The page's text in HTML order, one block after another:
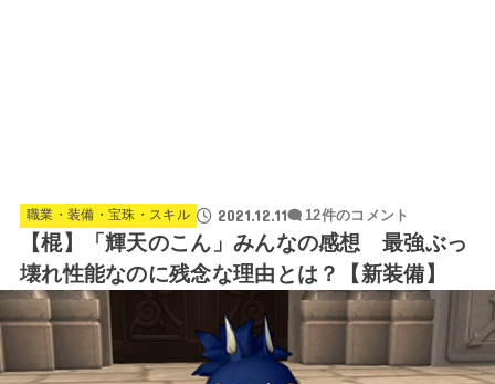
職業・装備・宝珠・スキル 2021.12.11 12件のコメント
【棍】「輝天のこん」みんなの感想 最強ぶっ
壊れ性能なのに残念な理由とは？【新装備】